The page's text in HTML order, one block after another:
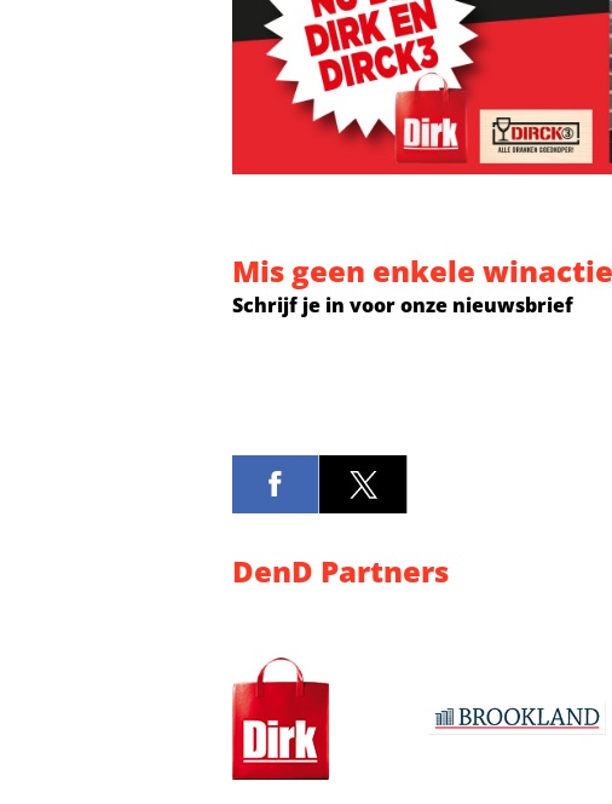
Mis geen enkele
Schrijf je in voor onze nieuwsbrief
DenD Partners